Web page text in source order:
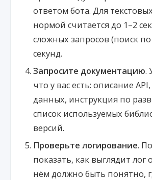
ответом бота. Для
нормой считается до 1–2
сложных запросов (поиск
секунд.
Запросите документацию.
что у вас есть: описание
данных, инструкция по
список используемых
версий.
Проверьте логирование.
показать, как выглядит лог
нём должно быть понятно,